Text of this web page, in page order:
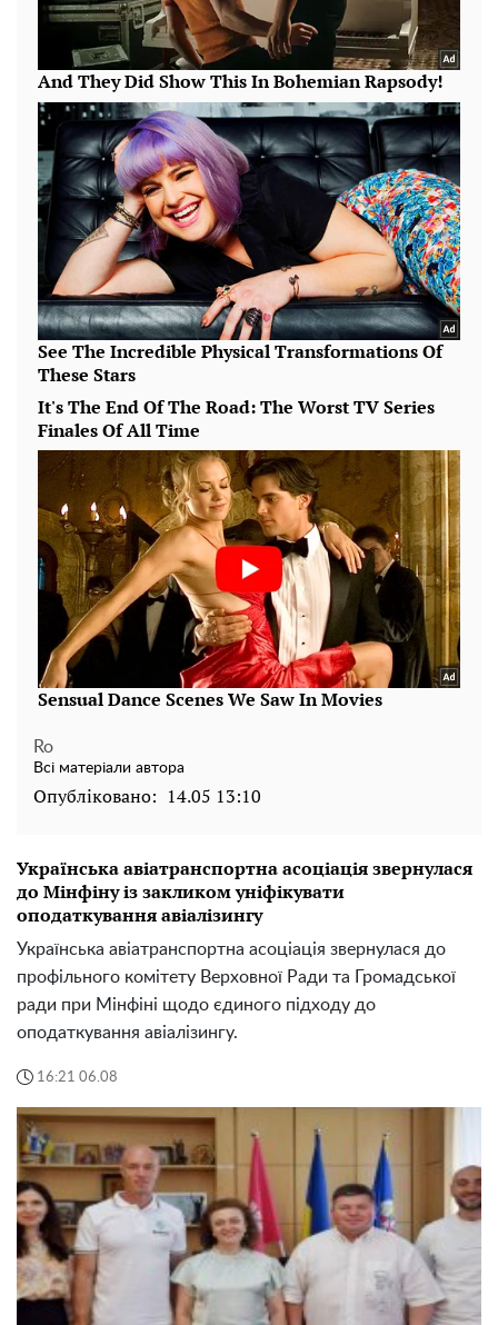
Ro
Всі матеріали автора
Опубліковано: 14.05 13:10
Українська авіатранспортна асоціація звернулася
до Мінфіну із закликом уніфікувати
оподаткування авіалізингу
Українська авіатранспортна асоціація звернулася до
профільного комітету Верховної Ради та Громадської
ради при Мінфіні щодо єдиного підходу до
оподаткування авіалізингу.
16:21 06.08